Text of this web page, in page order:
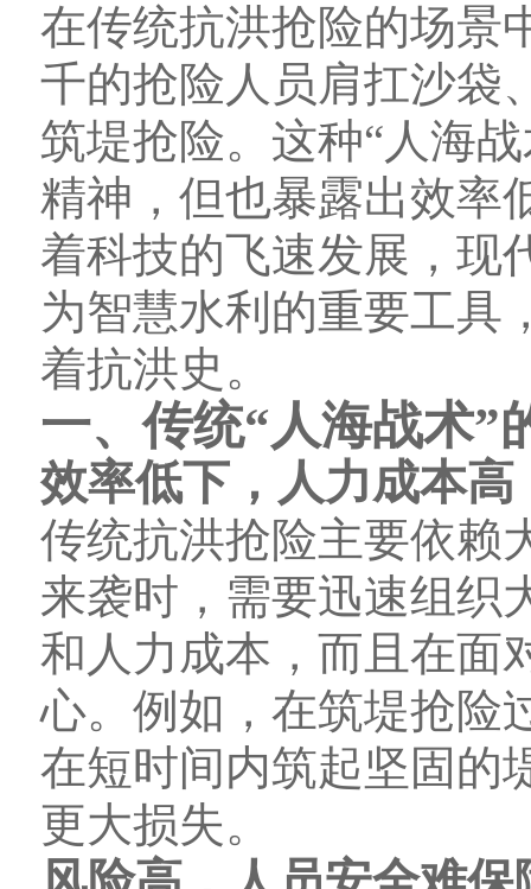
在传统抗洪抢险的场景
千的抢险人员肩扛沙袋
筑堤抢险。这种“人海
精神，但也暴露出效率
着科技的飞速发展，现
为智慧水利的重要工具
着抗洪史。
一、传统“人海战术”
效率低下，人力成本高
传统抗洪抢险主要依赖
来袭时，需要迅速组织
和人力成本，而且在面
心。例如，在筑堤抢险
在短时间内筑起坚固的
更大损失。